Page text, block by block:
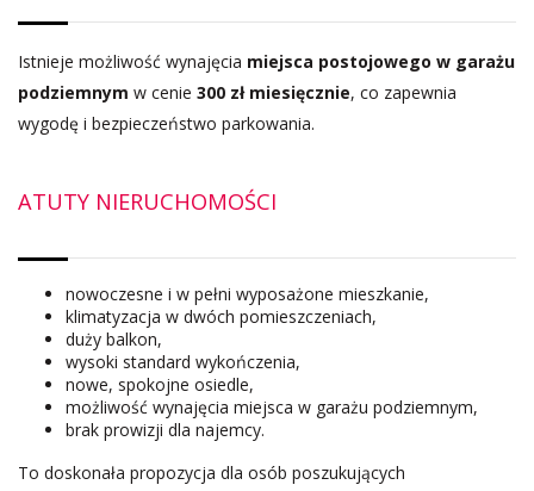
Istnieje możliwość wynajęcia miejsca postojowego w garażu
podziemnym w cenie 300 zł miesięcznie, co zapewnia
wygodę i bezpieczeństwo parkowania.
ATUTY NIERUCHOMOŚCI
nowoczesne i w pełni wyposażone mieszkanie,
klimatyzacja w dwóch pomieszczeniach,
duży balkon,
wysoki standard wykończenia,
nowe, spokojne osiedle,
możliwość wynajęcia miejsca w garażu podziemnym,
brak prowizji dla najemcy.
To doskonała propozycja dla osób poszukujących